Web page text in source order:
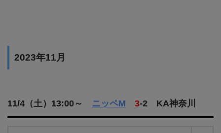
2023年11月
11/4（土）13:00～ ニッペM 3-2 KA神奈川